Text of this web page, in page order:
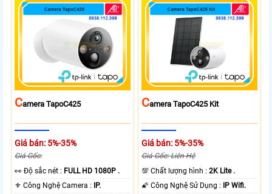
CAmera TapoC425
Giá bán: 5%-35%
Giá Gốc:
️👀 Độ sắc nét : FULL HD 1080P .
⚜️ Công Nghệ Camera :
IP.
CAmera TapoC425 Kit
Giá bán: 5%-35%
Giá Gốc: Liên Hệ
💯 Chất lượng hình :2K Lite .
🌠 Công Nghệ Sử Dụng :
IP Wifi.